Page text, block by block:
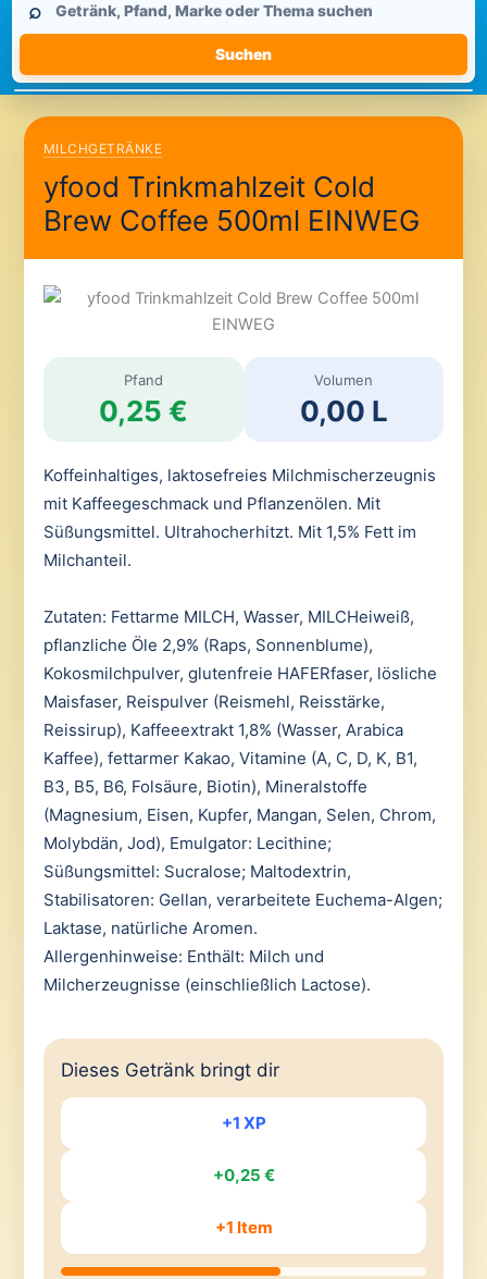
durchsuchen
⌕
Suchen
MILCHGETRÄNKE
yfood Trinkmahlzeit Cold
Brew Coffee 500ml EINWEG
Pfand
0,25 €
Volumen
0,00 L
Koffeinhaltiges, laktosefreies Milchmischerzeugnis
mit Kaffeegeschmack und Pflanzenölen. Mit
Süßungsmittel. Ultrahocherhitzt. Mit 1,5% Fett im
Milchanteil.
Zutaten: Fettarme MILCH, Wasser, MILCHeiweiß,
pflanzliche Öle 2,9% (Raps, Sonnenblume),
Kokosmilchpulver, glutenfreie HAFERfaser, lösliche
Maisfaser, Reispulver (Reismehl, Reisstärke,
Reissirup), Kaffeeextrakt 1,8% (Wasser, Arabica
Kaffee), fettarmer Kakao, Vitamine (A, C, D, K, B1,
B3, B5, B6, Folsäure, Biotin), Mineralstoffe
(Magnesium, Eisen, Kupfer, Mangan, Selen, Chrom,
Molybdän, Jod), Emulgator: Lecithine;
Süßungsmittel: Sucralose; Maltodextrin,
Stabilisatoren: Gellan, verarbeitete Euchema-Algen;
Laktase, natürliche Aromen.
Allergenhinweise: Enthält: Milch und
Milcherzeugnisse (einschließlich Lactose).
Dieses Getränk bringt dir
+1 XP
+0,25 €
+1 Item